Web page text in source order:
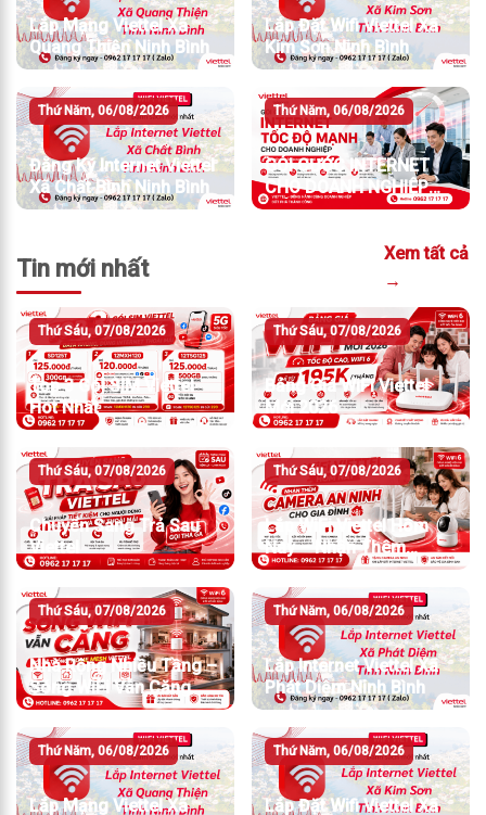
Lắp Mạng Viettel Xã
Quang Thiện Ninh Bình
Lắp Đặt Wifi Viettel Xã
Kim Sơn Ninh Bình
Thứ Năm, 06/08/2026
Đăng Ký Internet Viettel
Xã Chất Bình Ninh Bình
Thứ Năm, 06/08/2026
GÓI CƯỚC INTERNET
CHO DOANH NGHIỆP
TỐC ĐỘ MẠNH
Tin mới nhất
Xem tất cả
→
Thứ Sáu, 07/08/2026
Top 3 Gói SIM Viettel
Hot Nhất
Thứ Sáu, 07/08/2026
Bảng Giá WiFi Viettel
Mới 2026
Thứ Sáu, 07/08/2026
Chuyển Sang Trả Sau
Viettel
Thứ Sáu, 07/08/2026
Lắp WiFi Viettel Hôm
Nay – Nhận Thêm
Camera An Ninh
Thứ Sáu, 07/08/2026
Nhà Rộng Nhiều Tầng –
Sóng WiFi Vẫn Căng
Thứ Năm, 06/08/2026
Lắp Internet Viettel Xã
Phát Diệm Ninh Bình
Thứ Năm, 06/08/2026
Lắp Mạng Viettel Xã
Thứ Năm, 06/08/2026
Lắp Đặt Wifi Viettel Xã